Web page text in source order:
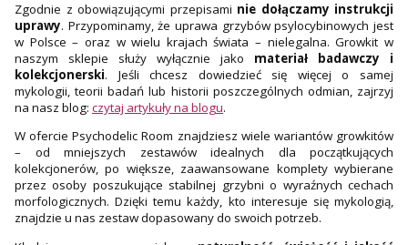
Zgodnie z obowiązującymi przepisami nie dołączamy instrukcji
uprawy. Przypominamy, że uprawa grzybów psylocybinowych jest
w Polsce – oraz w wielu krajach świata – nielegalna. Growkit w
naszym sklepie służy wyłącznie jako materiał badawczy i
kolekcjonerski. Jeśli chcesz dowiedzieć się więcej o samej
mykologii, teorii badań lub historii poszczególnych odmian, zajrzyj
na nasz blog: czytaj artykuły na blogu.
W ofercie Psychodelic Room znajdziesz wiele wariantów growkitów
– od mniejszych zestawów idealnych dla początkujących
kolekcjonerów, po większe, zaawansowane komplety wybierane
przez osoby poszukujące stabilnej grzybni o wyraźnych cechach
morfologicznych. Dzięki temu każdy, kto interesuje się mykologią,
znajdzie u nas zestaw dopasowany do swoich potrzeb.